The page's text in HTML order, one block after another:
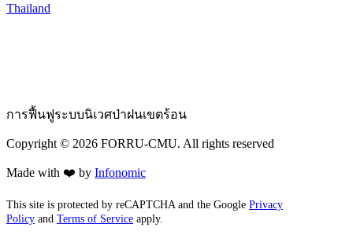
Thailand
การฟื้นฟูระบบนิเวศป่าฝนเขตร้อน
Copyright © 2026 FORRU-CMU. All rights reserved
Made with ❤️ by Infonomic
This site is protected by reCAPTCHA and the Google Privacy
Policy and Terms of Service apply.